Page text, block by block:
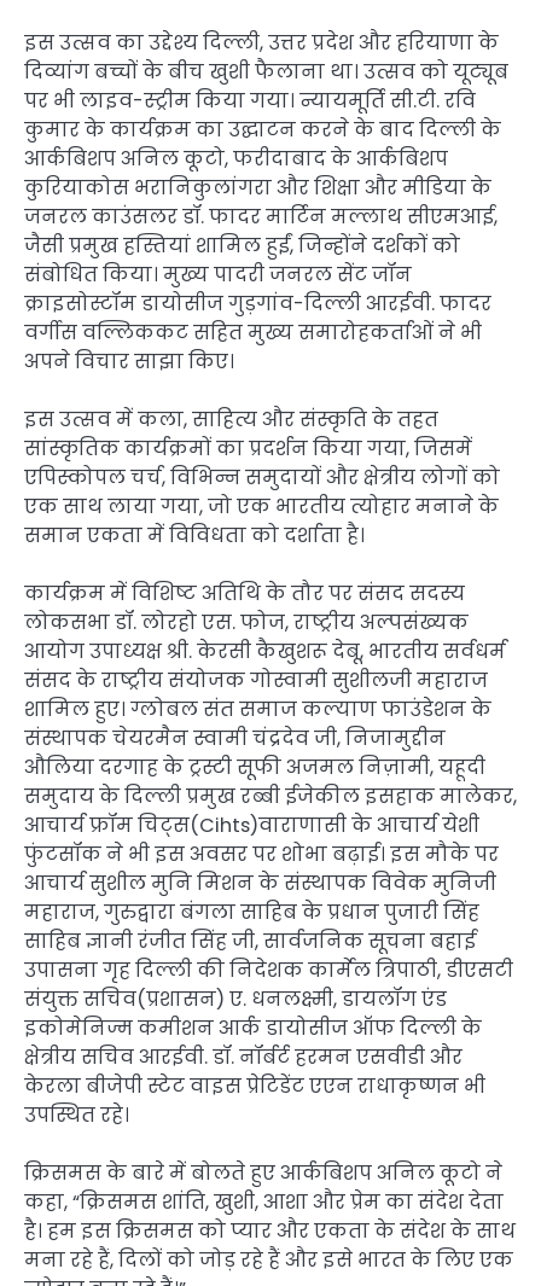
इस उत्सव का उद्देश्य दिल्ली, उत्तर प्रदेश और हरियाणा के
दिव्यांग बच्चों के बीच खुशी फैलाना था। उत्सव को यूट्यूब
पर भी लाइव-स्ट्रीम किया गया। न्यायमूर्ति सी.टी. रवि
कुमार के कार्यक्रम का उद्घाटन करने के बाद दिल्ली के
आर्कबिशप अनिल कूटो, फरीदाबाद के आर्कबिशप
कुरियाकोस भरानिकुलांगरा और शिक्षा और मीडिया के
जनरल काउंसलर डॉ. फादर मार्टिन मल्लाथ सीएमआई,
जैसी प्रमुख हस्तियां शामिल हुईं, जिन्होंने दर्शकों को
संबोधित किया। मुख्य पादरी जनरल सेंट जॉन
क्राइसोस्टॉम डायोसीज गुड़गांव-दिल्ली आरईवी. फादर
वर्गीस वल्लिककट सहित मुख्य समारोहकर्ताओं ने भी
अपने विचार साझा किए।
इस उत्सव में कला, साहित्य और संस्कृति के तहत
सांस्कृतिक कार्यक्रमों का प्रदर्शन किया गया, जिसमें
एपिस्कोपल चर्च, विभिन्न समुदायों और क्षेत्रीय लोगों को
एक साथ लाया गया, जो एक भारतीय त्योहार मनाने के
समान एकता में विविधता को दर्शाता है।
कार्यक्रम में विशिष्ट अतिथि के तौर पर संसद सदस्य
लोकसभा डॉ. लोरहो एस. फोज, राष्ट्रीय अल्पसंख्यक
आयोग उपाध्यक्ष श्री. केरसी कैखुशरू देबू, भारतीय सर्वधर्म
संसद के राष्ट्रीय संयोजक गोस्वामी सुशीलजी महाराज
शामिल हुए। ग्लोबल संत समाज कल्याण फाउंडेशन के
संस्थापक चेयरमैन स्वामी चंद्रदेव जी, निजामुद्दीन
औलिया दरगाह के ट्रस्टी सूफी अजमल निज़ामी, यहूदी
समुदाय के दिल्ली प्रमुख रब्बी ईजेकील इसहाक मालेकर,
आचार्य फ्रॉम चिट्स(Cihts)वाराणासी के आचार्य येशी
फुंटसॉक ने भी इस अवसर पर शोभा बढ़ाई। इस मौके पर
आचार्य सुशील मुनि मिशन के संस्थापक विवेक मुनिजी
महाराज, गुरुद्वारा बंगला साहिब के प्रधान पुजारी सिंह
साहिब ज्ञानी रंजीत सिंह जी, सार्वजनिक सूचना बहाई
उपासना गृह दिल्ली की निदेशक कार्मेल त्रिपाठी, डीएसटी
संयुक्त सचिव(प्रशासन) ए. धनलक्ष्मी, डायलॉग एंड
इकोमेनिज्म कमीशन आर्क डायोसीज ऑफ दिल्ली के
क्षेत्रीय सचिव आरईवी. डॉ. नॉर्बर्ट हरमन एसवीडी और
केरला बीजेपी स्टेट वाइस प्रेटिडेंट एएन राधाकृष्णन भी
उपस्थित रहे।
क्रिसमस के बारे में बोलते हुए आर्कबिशप अनिल कूटो ने
कहा, “क्रिसमस शांति, खुशी, आशा और प्रेम का संदेश देता
है। हम इस क्रिसमस को प्यार और एकता के संदेश के साथ
मना रहे हैं, दिलों को जोड़ रहे हैं और इसे भारत के लिए एक